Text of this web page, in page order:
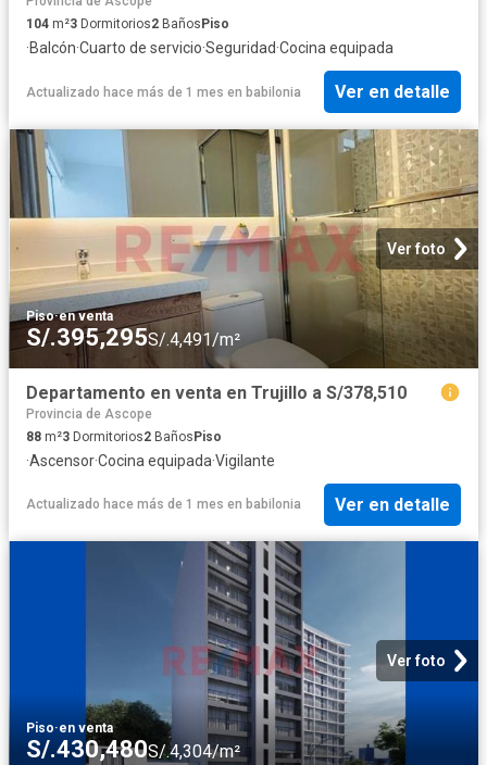
104 m²3 Dormitorios2 Baños Piso
·Balcón·Cuarto de servicio·Seguridad·Cocina equipada
Actualizado hace más de 1 mes en babilonia Ver en detalle
Ver foto
Piso·en venta
S/.395,295S/.4,491/m²
Departamento en venta en Trujillo a S/378,510
Provincia de Ascope
88 m²3 Dormitorios2 BañosPiso
·Ascensor·Cocina equipada·Vigilante
Actualizado hace más de 1 mes en babilonia Ver en detalle
Ver foto
Piso·en venta
S/.430,480S/.4,304/m²